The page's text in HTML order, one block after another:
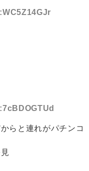
らと連れがパチンコ